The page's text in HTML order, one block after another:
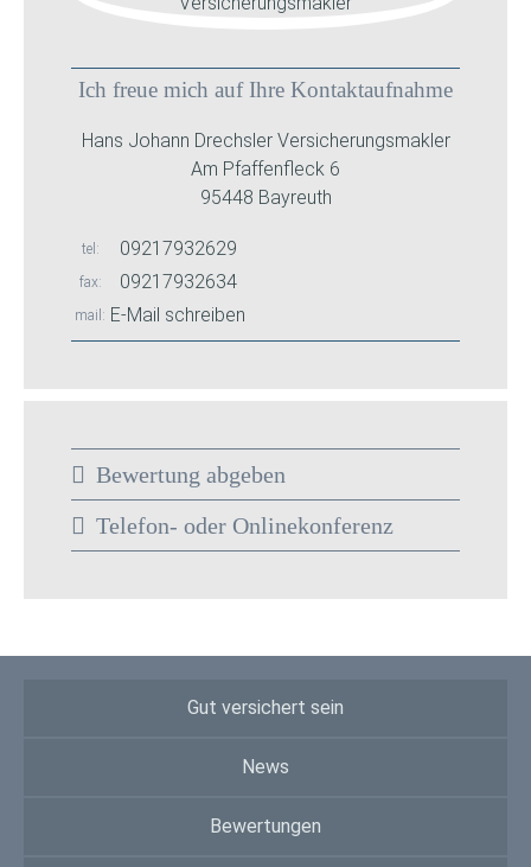
Ich freue mich auf Ihre Kontaktaufnahme
Hans Johann Drechsler Versicherungsmakler
Am Pfaffenfleck 6
95448 Bayreuth
tel 09217932629
fax 09217932634
mail E-Mail schreiben
Bewertung abgeben
Telefon- oder Onlinekonferenz
Gut versichert sein
News
Bewertungen